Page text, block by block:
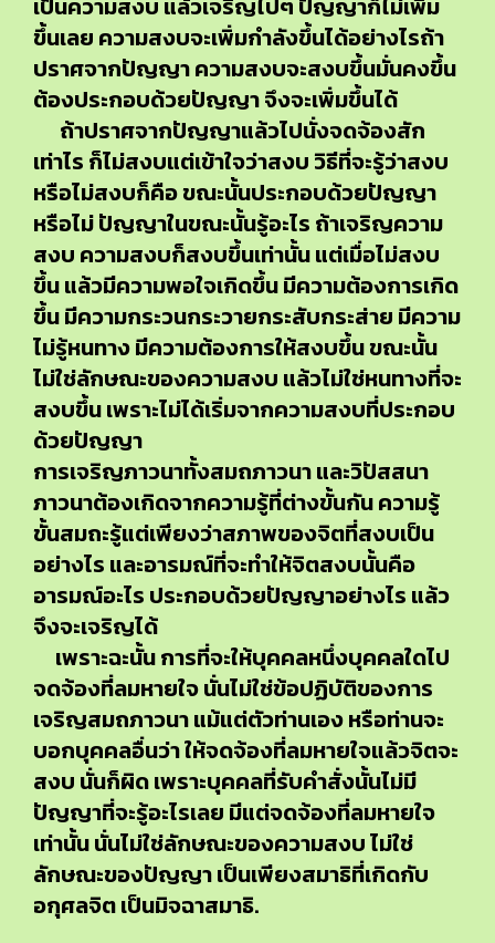
เป็นความสงบ แล้วเจริญไปๆ ปัญญาก็ไม่เพิ่ม
ขึ้นเลย ความสงบจะเพิ่มกำลังขึ้นได้อย่างไรถ้า
ปราศจากปัญญา ความสงบจะสงบขึ้นมั่นคงขึ้น
ต้องประกอบด้วยปัญญา จึงจะเพิ่มขึ้นได้
ถ้าปราศจากปัญญาแล้วไปนั่งจดจ้องสัก
เท่าไร ก็ไม่สงบแต่เข้าใจว่าสงบ วิธีที่จะรู้ว่าสงบ
หรือไม่สงบก็คือ ขณะนั้นประกอบด้วยปัญญา
หรือไม่ ปัญญาในขณะนั้นรู้อะไร ถ้าเจริญความ
สงบ ความสงบก็สงบขึ้นเท่านั้น แต่เมื่อไม่สงบ
ขึ้น แล้วมีความพอใจเกิดขึ้น มีความต้องการเกิด
ขึ้น มีความกระวนกระวายกระสับกระส่าย มีความ
ไม่รู้หนทาง มีความต้องการให้สงบขึ้น ขณะนั้น
ไม่ใช่ลักษณะของความสงบ แล้วไม่ใช่หนทางที่จะ
สงบขึ้น เพราะไม่ได้เริ่มจากความสงบที่ประกอบ
ด้วยปัญญา
การเจริญภาวนาทั้งสมถภาวนา และวิปัสสนา
ภาวนาต้องเกิดจากความรู้ที่ต่างขั้นกัน ความรู้
ขั้นสมถะรู้แต่เพียงว่าสภาพของจิตที่สงบเป็น
อย่างไร และอารมณ์ที่จะทำให้จิตสงบนั้นคือ
อารมณ์อะไร ประกอบด้วยปัญญาอย่างไร แล้ว
จึงจะเจริญได้
เพราะฉะนั้น การที่จะให้บุคคลหนึ่งบุคคลใดไป
จดจ้องที่ลมหายใจ นั่นไม่ใช่ข้อปฏิบัติของการ
เจริญสมถภาวนา แม้แต่ตัวท่านเอง หรือท่านจะ
บอกบุคคลอื่นว่า ให้จดจ้องที่ลมหายใจแล้วจิตจะ
สงบ นั่นก็ผิด เพราะบุคคลที่รับคำสั่งนั้นไม่มี
ปัญญาที่จะรู้อะไรเลย มีแต่จดจ้องที่ลมหายใจ
เท่านั้น นั่นไม่ใช่ลักษณะของความสงบ ไม่ใช่
ลักษณะของปัญญา เป็นเพียงสมาธิที่เกิดกับ
อกุศลจิต เป็นมิจฉาสมาธิ.